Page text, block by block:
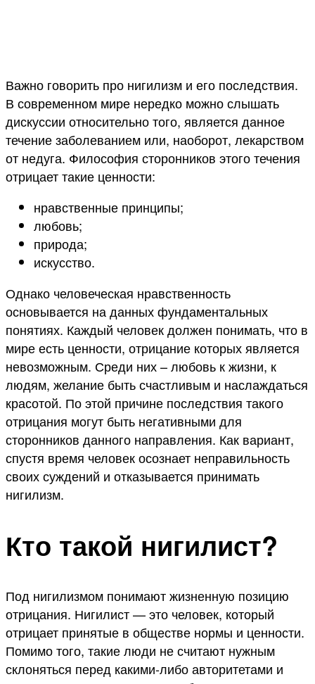
Важно говорить про нигилизм и его последствия.
В современном мире нередко можно слышать
дискуссии относительно того, является данное
течение заболеванием или, наоборот, лекарством
от недуга. Философия сторонников этого течения
отрицает такие ценности:
нравственные принципы;
любовь;
природа;
искусство.
Однако человеческая нравственность
основывается на данных фундаментальных
понятиях. Каждый человек должен понимать, что в
мире есть ценности, отрицание которых является
невозможным. Среди них – любовь к жизни, к
людям, желание быть счастливым и наслаждаться
красотой. По этой причине последствия такого
отрицания могут быть негативными для
сторонников данного направления. Как вариант,
спустя время человек осознает неправильность
своих суждений и отказывается принимать
нигилизм.
Кто такой нигилист?
Под нигилизмом понимают жизненную позицию
отрицания. Нигилист — это человек, который
отрицает принятые в обществе нормы и ценности.
Помимо того, такие люди не считают нужным
склоняться перед какими-либо авторитетами и